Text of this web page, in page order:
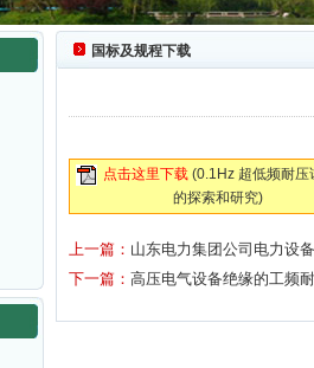
国标及规程下载
点击这里下载 (0.1Hz 超低频耐压
的探索和研究)
上一篇： 山东电力集团公司电力设
下一篇： 高压电气设备绝缘的工频